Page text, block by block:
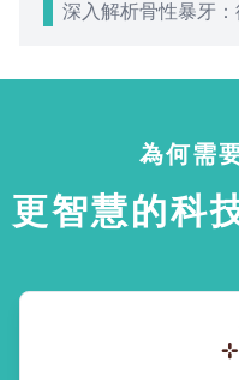
深入解析骨性暴牙
為何需
更智慧的科